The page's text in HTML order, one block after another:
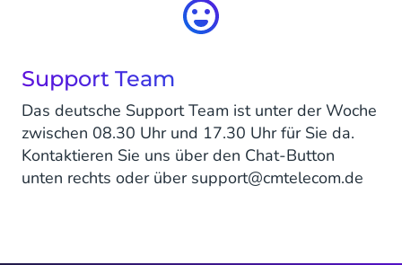
Support Team
Das deutsche Support Team ist unter der Woche
zwischen 08.30 Uhr und 17.30 Uhr für Sie da.
Kontaktieren Sie uns über den Chat-Button
unten rechts oder über support@cmtelecom.de